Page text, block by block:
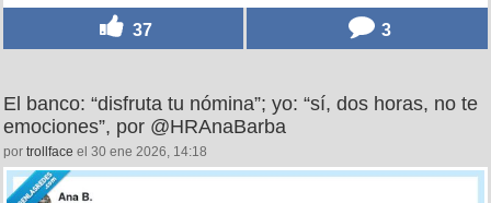
37 3
El banco: “disfruta tu nómina”; yo: “sí, dos horas, no te
emociones”, por @HRAnaBarba
por trollface el 30 ene 2026, 14:18